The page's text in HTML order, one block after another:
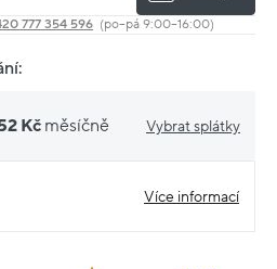
777 354 596 (po–pá 9:00–16:00)
Kč měsíčně Vybrat splátky
Více informací